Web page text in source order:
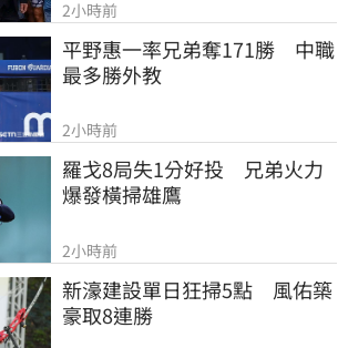
2小時前
平野惠一率兄弟奪171勝　中職
最多勝外教
2小時前
羅戈8局失1分好投　兄弟火力
爆發橫掃雄鷹
2小時前
新濠建設單日狂掃5點　風佑築
豪取8連勝